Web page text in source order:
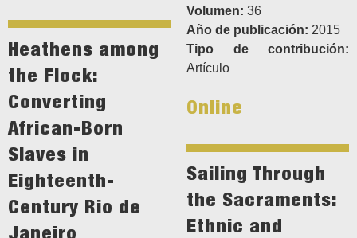
Volumen: 36
Año de publicación: 2015
Tipo de contribución:
Artículo
Online
Heathens among
the Flock:
Converting
African-Born
Slaves in
Eighteenth-
Century Rio de
Janeiro
Sailing Through
the Sacraments:
Ethnic and